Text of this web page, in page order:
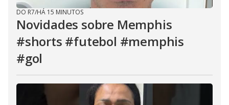
DO R7/HÁ 15 MINUTOS
Novidades sobre Memphis
#shorts #futebol #memphis
#gol